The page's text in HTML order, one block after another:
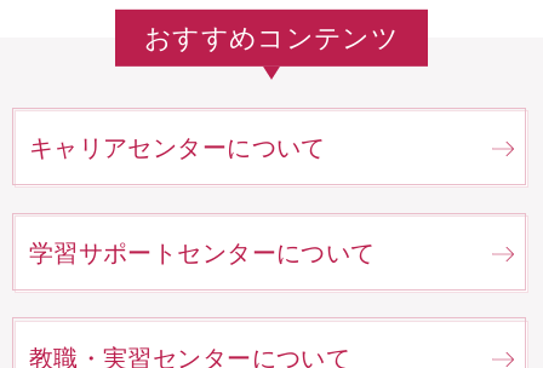
おすすめコンテンツ
キャリアセンターについて
学習サポートセンターについて
教職・実習センターについて